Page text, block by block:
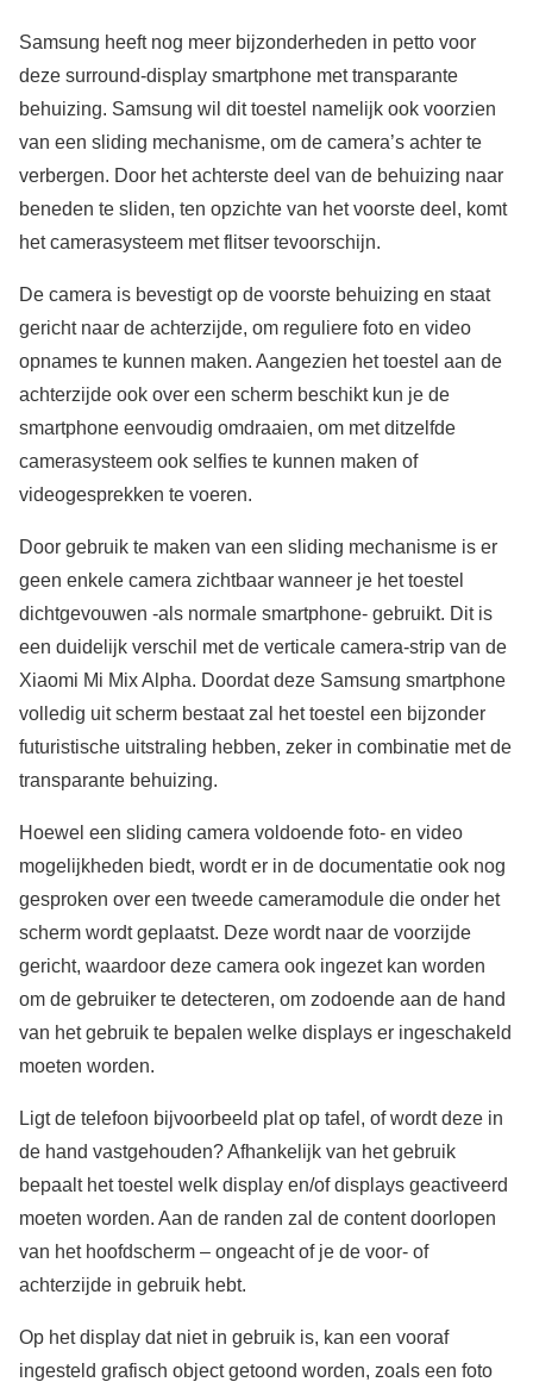
Samsung heeft nog meer bijzonderheden in petto voor
deze surround-display smartphone met transparante
behuizing. Samsung wil dit toestel namelijk ook voorzien
van een sliding mechanisme, om de camera’s achter te
verbergen. Door het achterste deel van de behuizing naar
beneden te sliden, ten opzichte van het voorste deel, komt
het camerasysteem met flitser tevoorschijn.
De camera is bevestigt op de voorste behuizing en staat
gericht naar de achterzijde, om reguliere foto en video
opnames te kunnen maken. Aangezien het toestel aan de
achterzijde ook over een scherm beschikt kun je de
smartphone eenvoudig omdraaien, om met ditzelfde
camerasysteem ook selfies te kunnen maken of
videogesprekken te voeren.
Door gebruik te maken van een sliding mechanisme is er
geen enkele camera zichtbaar wanneer je het toestel
dichtgevouwen -als normale smartphone- gebruikt. Dit is
een duidelijk verschil met de verticale camera-strip van de
Xiaomi Mi Mix Alpha. Doordat deze Samsung smartphone
volledig uit scherm bestaat zal het toestel een bijzonder
futuristische uitstraling hebben, zeker in combinatie met de
transparante behuizing.
Hoewel een sliding camera voldoende foto- en video
mogelijkheden biedt, wordt er in de documentatie ook nog
gesproken over een tweede cameramodule die onder het
scherm wordt geplaatst. Deze wordt naar de voorzijde
gericht, waardoor deze camera ook ingezet kan worden
om de gebruiker te detecteren, om zodoende aan de hand
van het gebruik te bepalen welke displays er ingeschakeld
moeten worden.
Ligt de telefoon bijvoorbeeld plat op tafel, of wordt deze in
de hand vastgehouden? Afhankelijk van het gebruik
bepaalt het toestel welk display en/of displays geactiveerd
moeten worden. Aan de randen zal de content doorlopen
van het hoofdscherm – ongeacht of je de voor- of
achterzijde in gebruik hebt.
Op het display dat niet in gebruik is, kan een vooraf
ingesteld grafisch object getoond worden, zoals een foto